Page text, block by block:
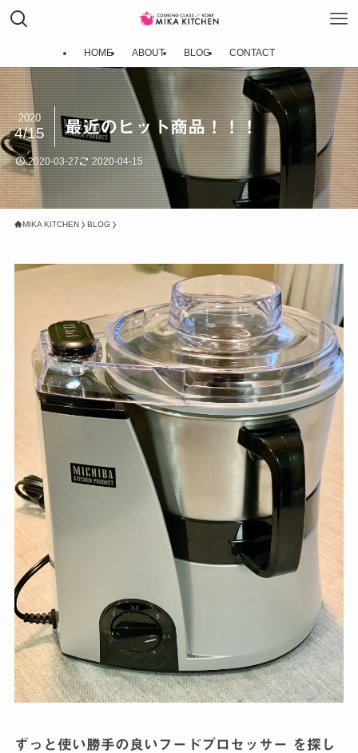
HOME ABOUT BLOG CONTACT
最近のヒット商品！！！
2020
4/15
2020-03-27 2020-04-15
MIKA KITCHEN BLOG
ずっと使い勝手の良いフードプロセッサー を探し